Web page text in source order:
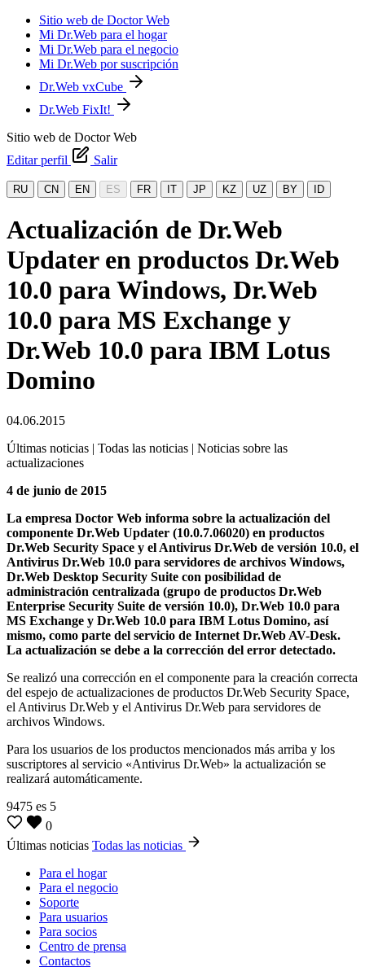
Sitio web de Doctor Web
Mi Dr.Web para el hogar
Mi Dr.Web para el negocio
Mi Dr.Web por suscripción
Dr.Web vxCube
Dr.Web FixIt!
Sitio web de Doctor Web
Editar perfil
Salir
RU CN EN ES FR IT JP KZ UZ BY ID
Actualización de Dr.Web
Updater en productos Dr.Web
10.0 para Windows, Dr.Web
10.0 para MS Exchange y
Dr.Web 10.0 para IBM Lotus
Domino
04.06.2015
Últimas noticias | Todas las noticias | Noticias sobre las
actualizaciones
4 de junio de 2015
La empresa Doctor Web informa sobre la actualización del
componente Dr.Web Updater (10.0.7.06020) en productos
Dr.Web Security Space y el Antivirus Dr.Web de versión 10.0, el
Antivirus Dr.Web 10.0 para servidores de archivos Windows,
Dr.Web Desktop Security Suite con posibilidad de
administración centralizada (grupo de productos Dr.Web
Enterprise Security Suite de versión 10.0), Dr.Web 10.0 para
MS Exchange y Dr.Web 10.0 para IBM Lotus Domino, así
mismo, como parte del servicio de Internet Dr.Web AV-Desk.
La actualización se debe a la corrección del error detectado.
Se realizó una corrección en el componente para la creación correcta
del espejo de actualizaciones de productos Dr.Web Security Space,
el Antivirus Dr.Web y el Antivirus Dr.Web para servidores de
archivos Windows.
Para los usuarios de los productos mencionados más arriba y los
suscriptores al servicio «Antivirus Dr.Web» la actualización se
realizará automáticamente.
9475 es 5
0
Últimas noticias Todas las noticias
Para el hogar
Para el negocio
Soporte
Para usuarios
Para socios
Centro de prensa
Contactos